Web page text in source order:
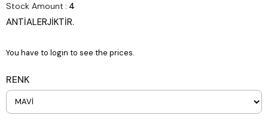
Stock Amount : 4
ANTİALERJİKTİR.
You have to login to see the prices.
RENK